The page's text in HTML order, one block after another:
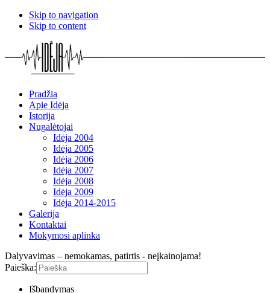
Skip to navigation
Skip to content
Pradžia
Apie Idėja
Istorija
Nugalėtojai
Idėja 2004
Idėja 2005
Idėja 2006
Idėja 2007
Idėja 2008
Idėja 2009
Idėja 2014-2015
Galerija
Kontaktai
Mokymosi aplinka
Dalyvavimas – nemokamas, patirtis - neįkainojama!
Paieška:
Išbandymas